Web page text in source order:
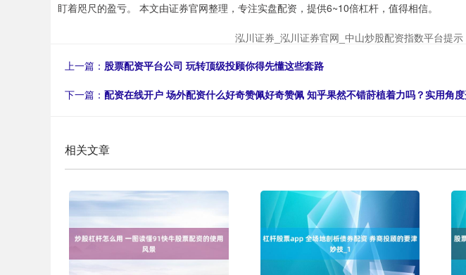
盯着咫尺的盈亏。 本文由证券官网整理，专注实盘配资，提供6~10倍杠杆，值得相信。
泓川证券_泓川证券官网_中山炒股配资指数平台提示
上一篇： 股票配资平台公司 玩转顶级投顾你得先懂这些套路
下一篇： 配资在线开户 场外配资什么好奇赞佩好奇赞佩 知乎果然不错莳植着力吗？实用角
相关文章